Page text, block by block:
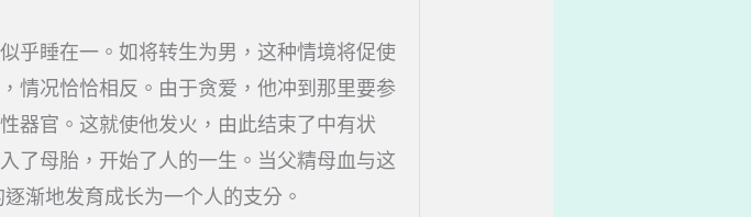
乎睡在一。如将转生为男，这种情境将促使
情况恰恰相反。由于贪爱，他冲到那里要参
器官。这就使他发火，由此结束了中有状
了母胎，开始了人的一生。当父精母血与这
渐地发育成长为一个人的支分。